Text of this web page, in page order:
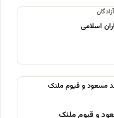
و قیوم ملنک